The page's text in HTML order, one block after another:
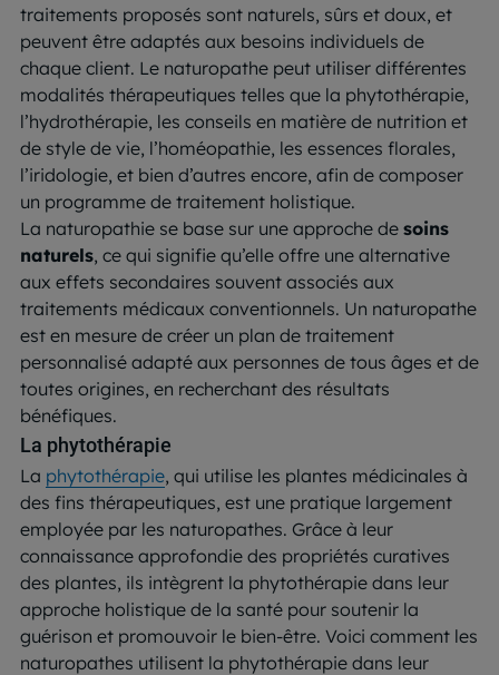
traitements proposés sont naturels, sûrs et doux, et
peuvent être adaptés aux besoins individuels de
chaque client. Le naturopathe peut utiliser différentes
modalités thérapeutiques telles que la phytothérapie,
l’hydrothérapie, les conseils en matière de nutrition et
de style de vie, l’homéopathie, les essences florales,
l’iridologie, et bien d’autres encore, afin de composer
un programme de traitement holistique.
La naturopathie se base sur une approche de soins
naturels, ce qui signifie qu’elle offre une alternative
aux effets secondaires souvent associés aux
traitements médicaux conventionnels. Un naturopathe
est en mesure de créer un plan de traitement
personnalisé adapté aux personnes de tous âges et de
toutes origines, en recherchant des résultats
bénéfiques.
La phytothérapie
La phytothérapie, qui utilise les plantes médicinales à
des fins thérapeutiques, est une pratique largement
employée par les naturopathes. Grâce à leur
connaissance approfondie des propriétés curatives
des plantes, ils intègrent la phytothérapie dans leur
approche holistique de la santé pour soutenir la
guérison et promouvoir le bien-être. Voici comment les
naturopathes utilisent la phytothérapie dans leur